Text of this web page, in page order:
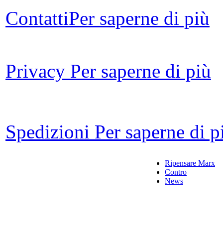
In
ContattiPer saperne di più
Privacy Per saperne di più
Spedizioni Per saperne di
Ripensare Marx
Contro
News